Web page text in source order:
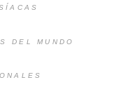
DEL MUNDO